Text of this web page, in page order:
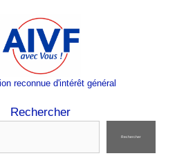
reconnue d'intérêt général
Rechercher
Rechercher